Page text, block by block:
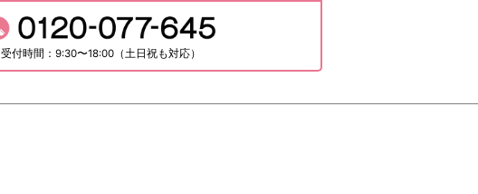
受付時間：9:30〜18:00（土日祝も対応）